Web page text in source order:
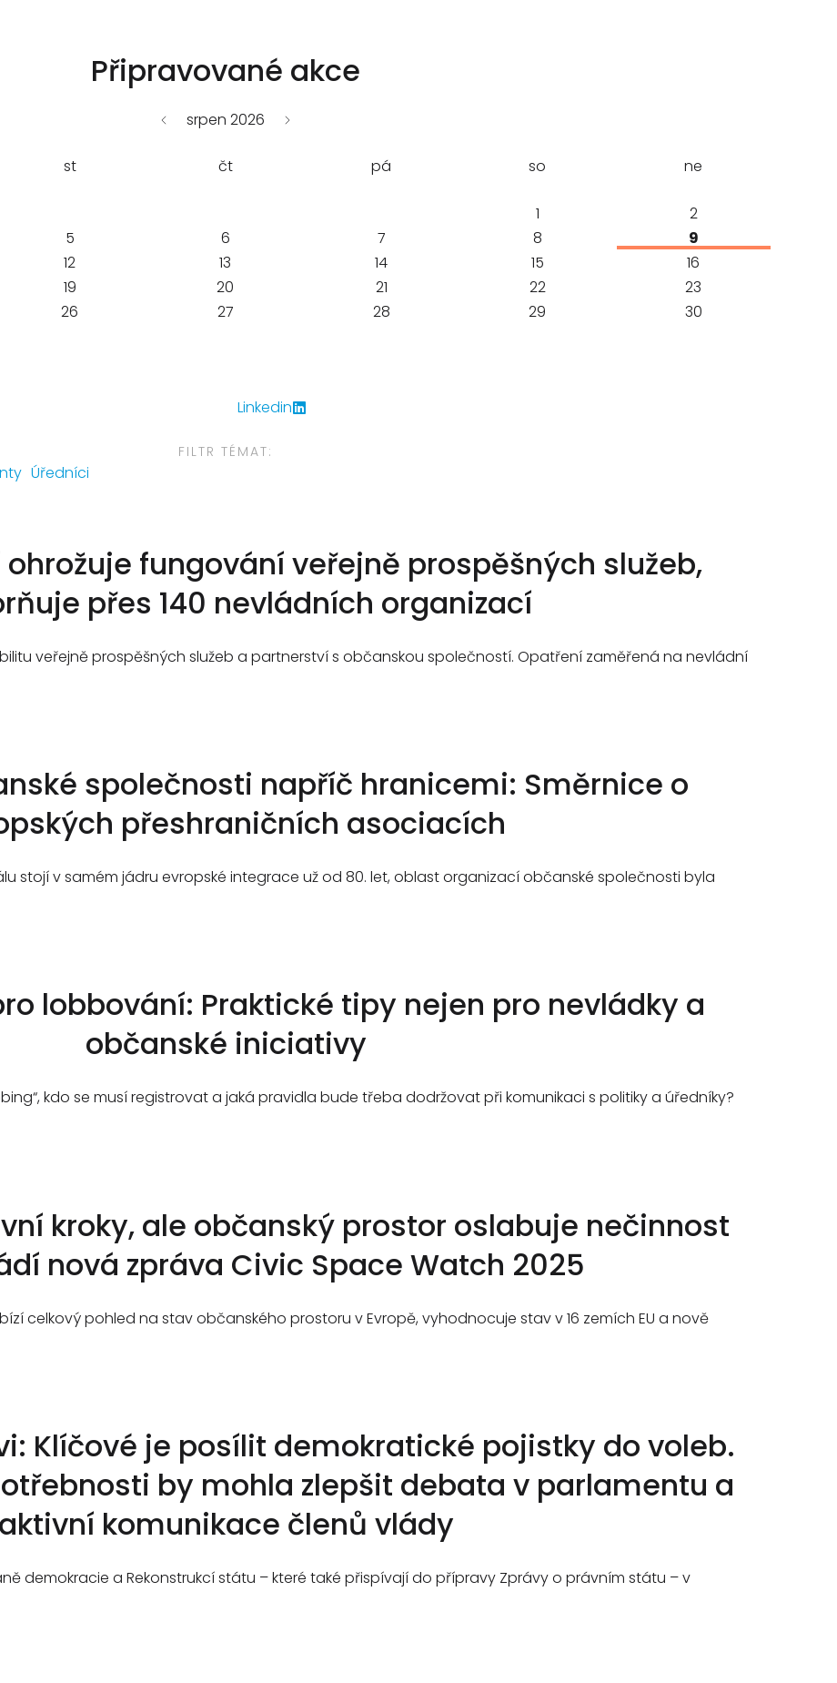
Připravované akce
srpen 2026
st čt pá so ne
1
2
5 6 7 8
9
12 13 14 15
16
19 20 21 22
23
26 27 28 29
30
Linkedin
FILTR TÉMAT:
Úředníci
fungování veřejně prospěšných služeb,
přes 140 nevládních organizací
veřejně prospěšných služeb a partnerství s občanskou společností. Opatření zaměřená na nevládní
společnosti napříč hranicemi: Směrnice o
přeshraničních asociacích
stojí v samém jádru evropské integrace už od 80. let, oblast organizací občanské společnosti byla
lobbování: Praktické tipy nejen pro nevládky a
občanské iniciativy
kdo se musí registrovat a jaká pravidla bude třeba dodržovat při komunikaci s politiky a úředníky?
kroky, ale občanský prostor oslabuje nečinnost
nová zpráva Civic Space Watch 2025
celkový pohled na stav občanského prostoru v Evropě, vyhodnocuje stav v 16 zemích EU a nově
Klíčové je posílit demokratické pojistky do voleb.
by mohla zlepšit debata v parlamentu a
aktivní komunikace členů vlády
demokracie a Rekonstrukcí státu – které také přispívají do přípravy Zprávy o právním státu – v